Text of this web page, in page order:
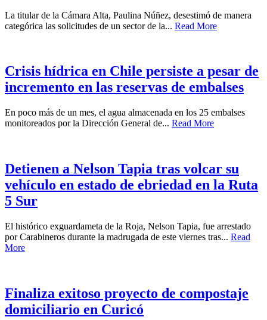
La titular de la Cámara Alta, Paulina Núñez, desestimó de manera
categórica las solicitudes de un sector de la... Read More
Crisis hídrica en Chile persiste a pesar de
incremento en las reservas de embalses
En poco más de un mes, el agua almacenada en los 25 embalses
monitoreados por la Dirección General de... Read More
Detienen a Nelson Tapia tras volcar su
vehículo en estado de ebriedad en la Ruta
5 Sur
El histórico exguardameta de la Roja, Nelson Tapia, fue arrestado
por Carabineros durante la madrugada de este viernes tras... Read
More
Finaliza exitoso proyecto de compostaje
domiciliario en Curicó